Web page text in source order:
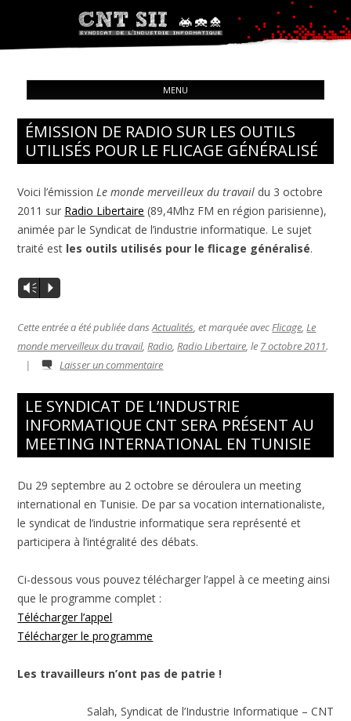
CNT – Solidarité Ouvrière
MENU
ÉMISSION DE RADIO SUR LES OUTILS
UTILISÉS POUR LE FLICAGE GÉNÉRALISÉ
Voici l’émissionLe monde merveilleux du travail du 3 octobre
2011 sur Radio Libertaire (89,4Mhz FM en région parisienne),
animée par le Syndicat de l’industrie informatique. Le sujet
traité est les outils utilisés pour le flicage généralisé.
Vm P
Cette entrée a été publiée dansActualités, et marquée avecFlicage,Le
monde merveilleux du travail,Radio,Radio Libertaire, le 7 octobre 2011.
|
Laisser un commentaire
LE SYNDICAT DE L’INDUSTRIE
INFORMATIQUE CNT SERA PRÉSENT AU
MEETING INTERNATIONAL EN TUNISIE
Du 29 septembre au 2 octobre se déroulera un meeting
international en Tunisie. De par sa vocation internationaliste,
le syndicat de l’industrie informatique sera représenté et
participera à l’intégralité des débats.
Ci-dessous vous pouvez télécharger l’appel à ce meeting ainsi
que le programme complet :
Télécharger l’appel
Télécharger le programme
Les travailleurs n’ont pas de patrie !
Salah, Syndicat de l’Industrie Informatique – CNT